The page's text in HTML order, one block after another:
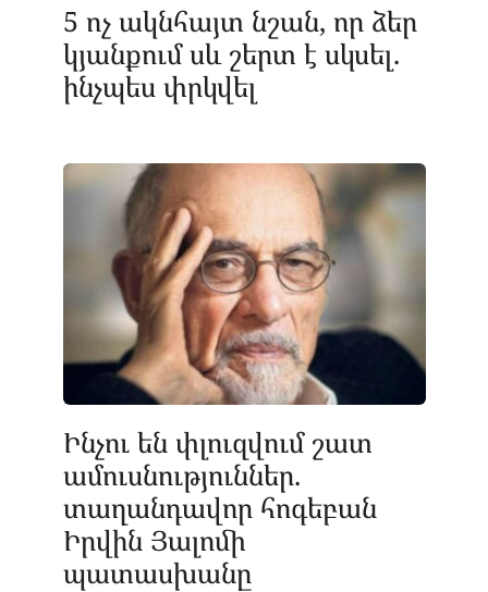
5 ոչ ակնհայտ նշան, որ ձեր
կյանքում սև շերտ է սկսել.
ինչպես փրկվել
Ինչու են փլուզվում շատ
ամուսնություններ.
տաղանդավոր հոգեբան
Իրվին Յալոմի
պատասխանը